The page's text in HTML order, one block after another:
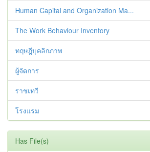
Human Capital and Organization Ma...
The Work Behaviour Inventory
ทฤษฎีบุคลิกภาพ
ผู้จัดการ
ราชเทวี
โรงแรม
Has File(s)